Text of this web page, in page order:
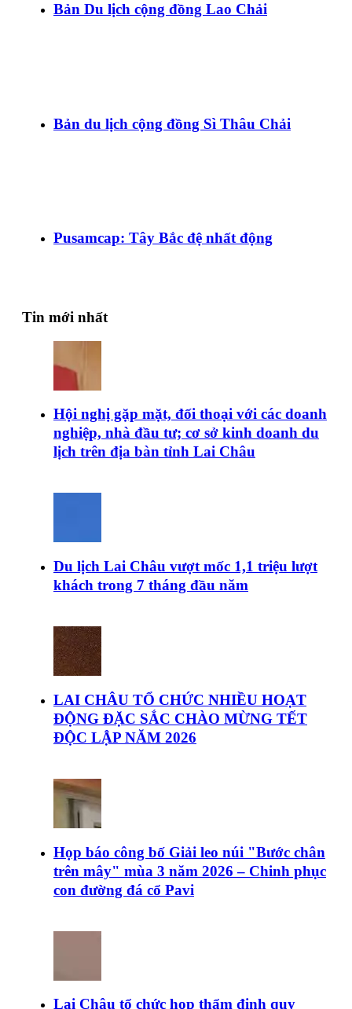
Bản Du lịch cộng đồng Lao Chải
Bản du lịch cộng đồng Sì Thâu Chải
Pusamcap: Tây Bắc đệ nhất động
Tin mới nhất
Hội nghị gặp mặt, đối thoại với các doanh
nghiệp, nhà đầu tư; cơ sở kinh doanh du
lịch trên địa bàn tỉnh Lai Châu
Du lịch Lai Châu vượt mốc 1,1 triệu lượt
khách trong 7 tháng đầu năm
LAI CHÂU TỔ CHỨC NHIỀU HOẠT
ĐỘNG ĐẶC SẮC CHÀO MỪNG TẾT
ĐỘC LẬP NĂM 2026
Họp báo công bố Giải leo núi "Bước chân
trên mây" mùa 3 năm 2026 – Chinh phục
con đường đá cổ Pavi
Lai Châu tổ chức họp thẩm định quy